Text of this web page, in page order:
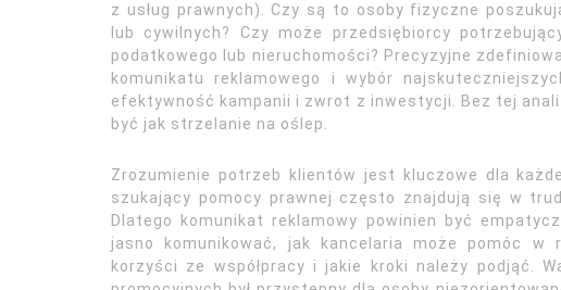
z usług prawnych). Czy są to osoby fizyczne
lub cywilnych? Czy może przedsiębiorcy
podatkowego lub nieruchomości? Precyzyjne
komunikatu reklamowego i wybór
efektywność kampanii i zwrot z inwestycji. Bez tej
być jak strzelanie na oślep.
Zrozumienie potrzeb klientów jest kluczowe dla
szukający pomocy prawnej często znajdują się w
Dlatego komunikat reklamowy powinien być
jasno komunikować, jak kancelaria może pomóc w
korzyści ze współpracy i jakie kroki należy podjąć.